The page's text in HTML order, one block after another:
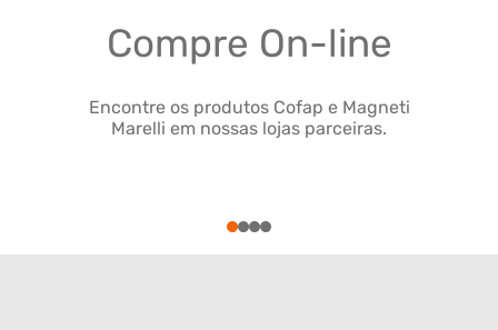
Compre On-line
Encontre os produtos Cofap e Magneti
Marelli em nossas lojas parceiras.
1234